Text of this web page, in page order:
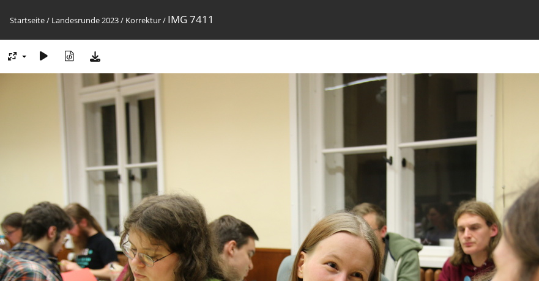
Startseite/ Landesrunde 2023/ Korrektur/ IMG 7411